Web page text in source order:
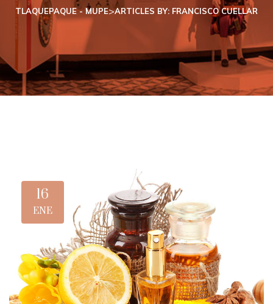
TLAQUEPAQUE - MUPE>ARTICLES BY: FRANCISCO CUELLAR
16
ENE